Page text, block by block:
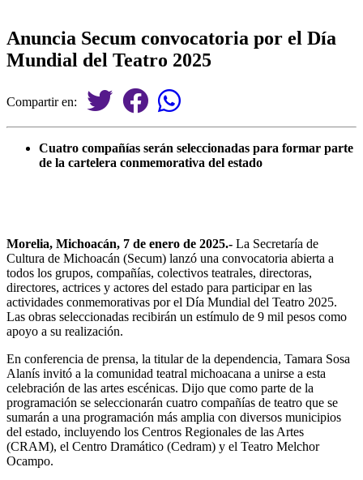
Anuncia Secum convocatoria por el Día
Mundial del Teatro 2025
Compartir en:
Cuatro compañías serán seleccionadas para formar parte
de la cartelera conmemorativa del estado
Morelia, Michoacán, 7 de enero de 2025.- La Secretaría de
Cultura de Michoacán (Secum) lanzó una convocatoria abierta a
todos los grupos, compañías, colectivos teatrales, directoras,
directores, actrices y actores del estado para participar en las
actividades conmemorativas por el Día Mundial del Teatro 2025.
Las obras seleccionadas recibirán un estímulo de 9 mil pesos como
apoyo a su realización.
En conferencia de prensa, la titular de la dependencia, Tamara Sosa
Alanís invitó a la comunidad teatral michoacana a unirse a esta
celebración de las artes escénicas. Dijo que como parte de la
programación se seleccionarán cuatro compañías de teatro que se
sumarán a una programación más amplia con diversos municipios
del estado, incluyendo los Centros Regionales de las Artes
(CRAM), el Centro Dramático (Cedram) y el Teatro Melchor
Ocampo.